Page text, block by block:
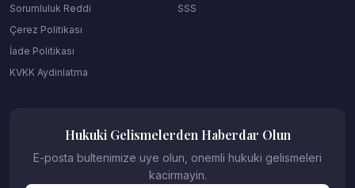
Sorumluluk Reddi
Çerez Politikası
İade Politikası
KVKK Aydinlatma
SSS
Hukuki Gelismelerden Haberdar Olun
E-posta bultenimize uye olun, onemli hukuki gelismeleri
kacirmayin.